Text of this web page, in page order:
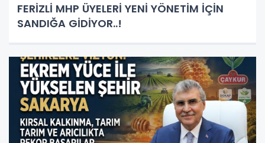
FERİZLİ MHP ÜYELERİ YENİ YÖNETİM İÇİN
SANDIĞA GİDİYOR..!